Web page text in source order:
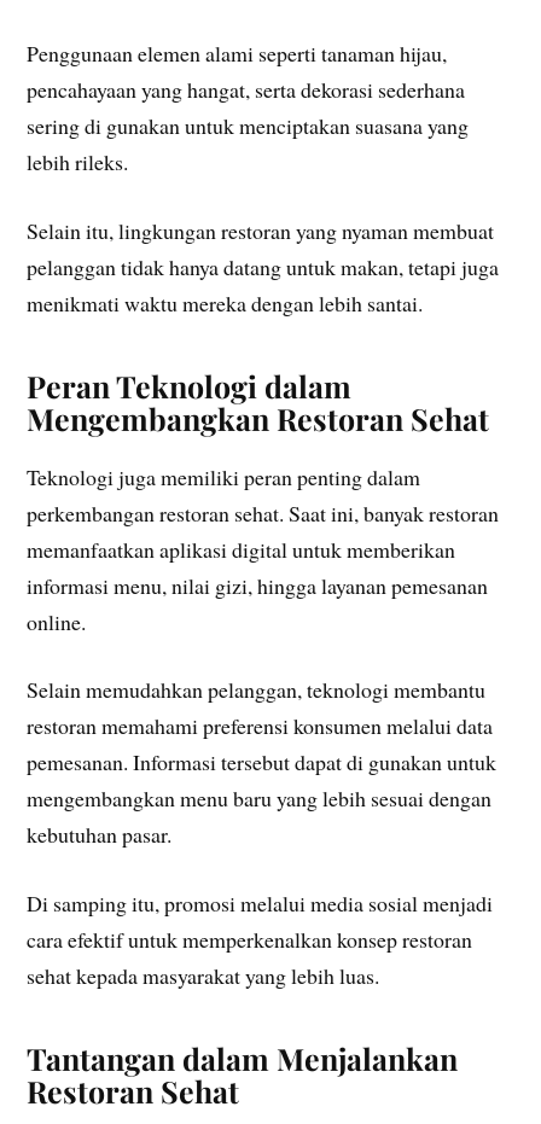
Penggunaan elemen alami seperti tanaman hijau,
pencahayaan yang hangat, serta dekorasi sederhana
sering di gunakan untuk menciptakan suasana yang
lebih rileks.
Selain itu, lingkungan restoran yang nyaman membuat
pelanggan tidak hanya datang untuk makan, tetapi juga
menikmati waktu mereka dengan lebih santai.
Peran Teknologi dalam
Mengembangkan Restoran Sehat
Teknologi juga memiliki peran penting dalam
perkembangan restoran sehat. Saat ini, banyak restoran
memanfaatkan aplikasi digital untuk memberikan
informasi menu, nilai gizi, hingga layanan pemesanan
online.
Selain memudahkan pelanggan, teknologi membantu
restoran memahami preferensi konsumen melalui data
pemesanan. Informasi tersebut dapat di gunakan untuk
mengembangkan menu baru yang lebih sesuai dengan
kebutuhan pasar.
Di samping itu, promosi melalui media sosial menjadi
cara efektif untuk memperkenalkan konsep restoran
sehat kepada masyarakat yang lebih luas.
Tantangan dalam Menjalankan
Restoran Sehat